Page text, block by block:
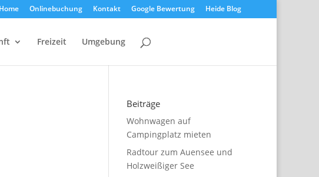
Home Onlinebuchung Kontakt Google Bewertung Heide Blog
Freizeit Umgebung
Beiträge
Wohnwagen auf
Campingplatz mieten
Radtour zum Auensee und
Holzweißiger See